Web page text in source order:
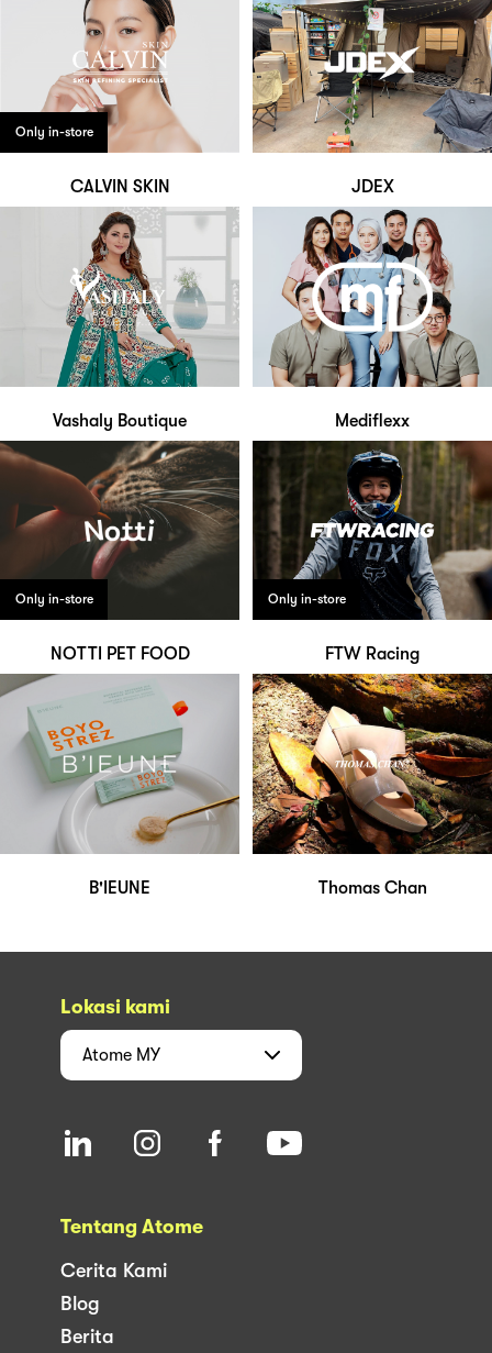
Only in-store
CALVIN SKIN JDEX
Vashaly Boutique Mediflexx
Only in-store
NOTTI PET FOOD
Only in-store
FTW Racing
B'IEUNE Thomas Chan
Lokasi kami
Atome MY
Tentang Atome
Cerita Kami
Blog
Berita